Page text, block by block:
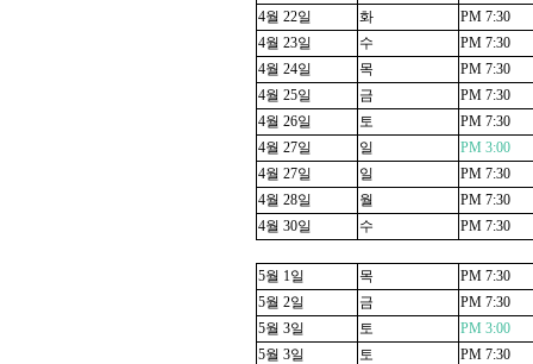
4월 22일 화
PM 7:30
4월 23일 수
PM 7:30
4월 24일 목
PM 7:30
4월 25일 금
PM 7:30
4월 26일 토
PM 7:30
4월 27일 일
PM 3:00
4월 27일 일
PM 7:30
4월 28일 월
PM 7:30
4월 30일 수 PM 7:30
5월 1일 목
PM 7:30
5월 2일 금
PM 7:30
5월 3일 토
PM 3:00
5월 3일 토
PM 7:30